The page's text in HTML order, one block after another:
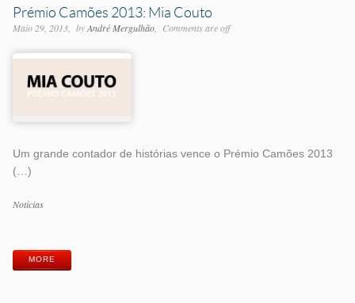
Prémio Camões 2013: Mia Couto
Maio 29, 2013 byAndré Mergulhão Comments are off
Um grande contador de histórias vence o Prémio Camões 2013
(…)
Categorias
Notícias
MORE